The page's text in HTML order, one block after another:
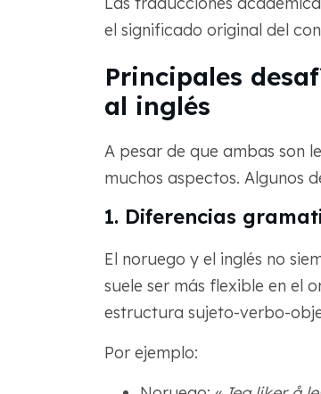
el significado original del
Principales
al inglés
A pesar de que ambas son
muchos aspectos. Algunos
1. Diferencias
El noruego y el inglés no
suele ser más flexible en el
estructura sujeto-verbo-
Por ejemplo: